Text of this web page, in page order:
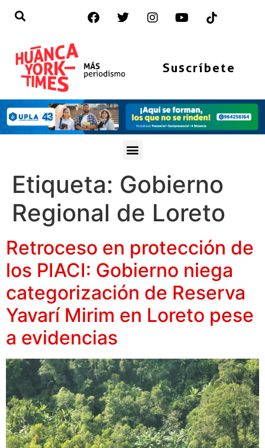
Suscríbete
Etiqueta: Gobierno
Regional de Loreto
Retroceso en protección de
los PIACI: Gobierno niega
categorización de Reserva
Yavarí Mirim en Loreto pese
a evidencias